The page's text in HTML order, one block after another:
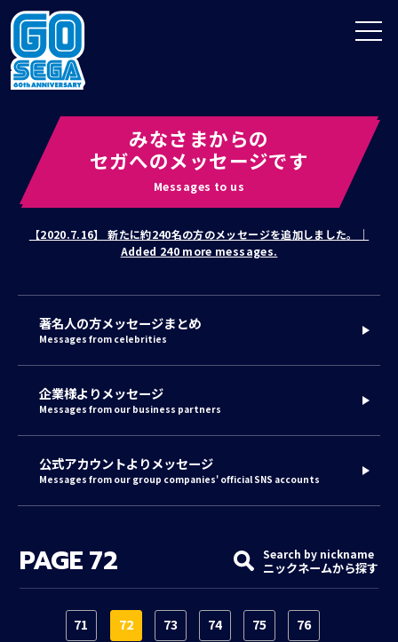
EN
みなさまからの
セガへのメッセージです
Messages to us
【2020.7.16】 新たに約240名の方のメッセージを追加しました。｜
Added 240 more messages.
著名人の方メッセージまとめ
Messages from celebrities
企業様よりメッセージ
Messages from our business partners
公式アカウントよりメッセージ
Messages from our group companies' official SNS accounts
PAGE72 Search by nickname
ニックネームから探す
71 72 73 74 75 76